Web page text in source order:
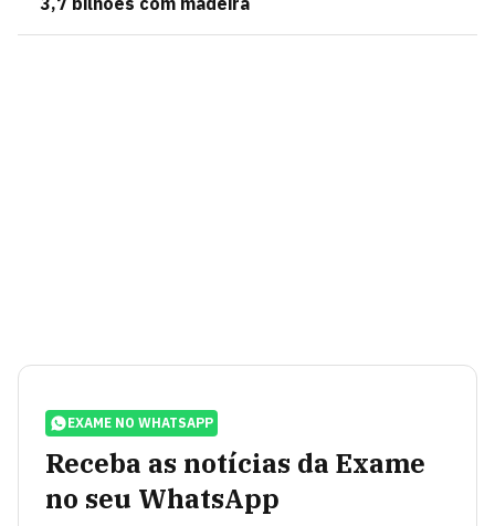
EXAME NO WHATSAPP
Receba as notícias da Exame
no seu WhatsApp